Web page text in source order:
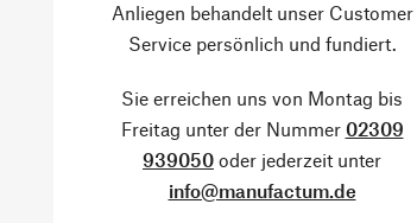
Anliegen behandelt unser Customer
Service persönlich und fundiert.
Sie erreichen uns von Montag bis
Freitag unter der Nummer 02309
939050 oder jederzeit unter
info@manufactum.de